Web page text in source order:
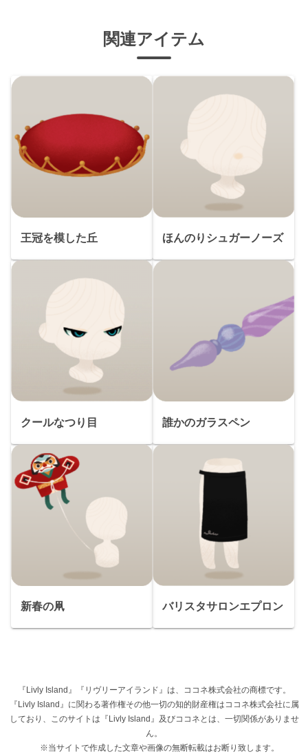
関連アイテム
王冠を模した丘 ほんのりシュガーノーズ
クールなつり目 誰かのガラスペン
新春の凧 バリスタサロンエプロン
『Livly Island』『リヴリーアイランド』は、ココネ株式会社の商標です。
『Livly Island』に関わる著作権その他一切の知的財産権はココネ株式会社に属
しており、このサイトは『Livly Island』及びココネとは、一切関係がありませ
ん。
※当サイトで作成した文章や画像の無断転載はお断り致します。